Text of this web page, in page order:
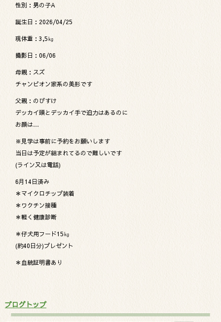
性別：男の子A
誕生日：2026/04/25
現体重：3,5㎏
撮影日：06/06
母親：スズ
チャンピオン家系の美形です
父親：のびすけ
デッカイ頭とデッカイ手で迫力はあるのに
お顔は…
※見学は事前に予約をお願いします
当日は予定が組まれてるので難しいです
(ライン又は電話)
6月14日済み
＊マイクロチップ装着
＊ワクチン接種
＊軽く健康診断
＊仔犬用フード15㎏
(約40日分)プレゼント
＊血統証明書あり
ブログトップ